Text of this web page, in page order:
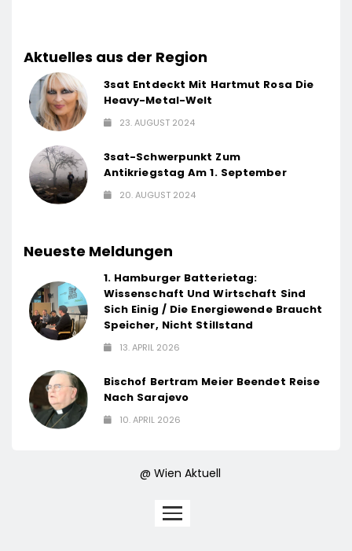
Aktuelles aus der Region
3sat Entdeckt Mit Hartmut Rosa Die
Heavy-Metal-Welt
23. AUGUST 2024
3sat-Schwerpunkt Zum
Antikriegstag Am 1. September
20. AUGUST 2024
Neueste Meldungen
1. Hamburger Batterietag:
Wissenschaft Und Wirtschaft Sind
Sich Einig / Die Energiewende Braucht
Speicher, Nicht Stillstand
13. APRIL 2026
Bischof Bertram Meier Beendet Reise
Nach Sarajevo
10. APRIL 2026
@ Wien Aktuell